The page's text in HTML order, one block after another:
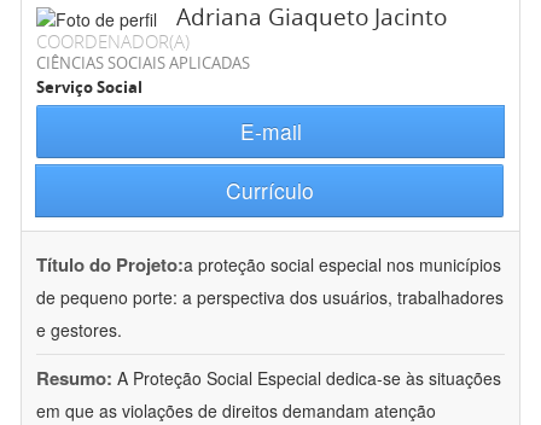
Adriana Giaqueto Jacinto
COORDENADOR(A)
CIÊNCIAS SOCIAIS APLICADAS
Serviço Social
E-mail
Currículo
Título do Projeto:a proteção social especial nos municípios
de pequeno porte: a perspectiva dos usuários, trabalhadores
e gestores.
Resumo: A Proteção Social Especial dedica-se às situações
em que as violações de direitos demandam atenção